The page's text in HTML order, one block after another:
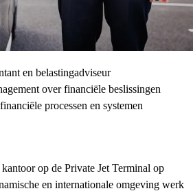
en belastingadviseur
over financiële beslissingen
processen en systemen
op de Private Jet Terminal op
en internationale omgeving werk